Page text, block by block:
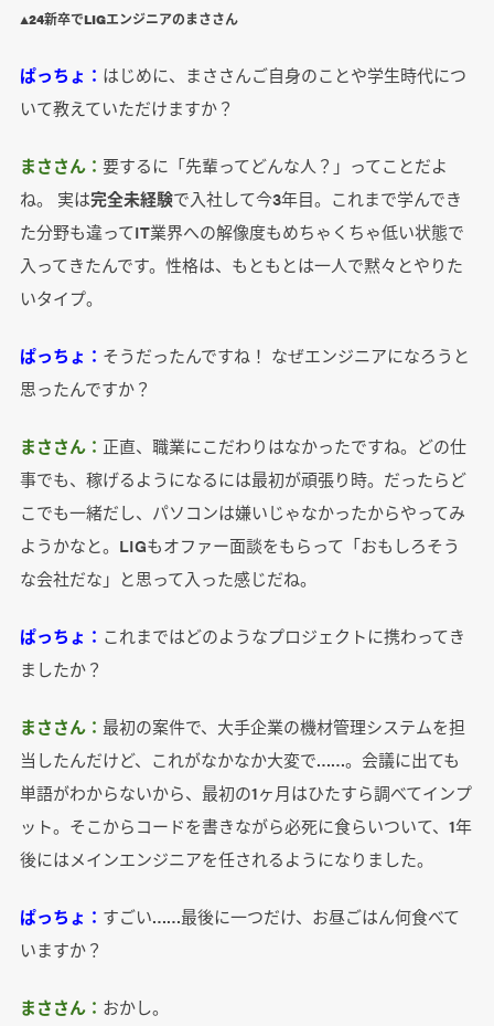
▲24新卒でLIGエンジニアのまささん
ぱっちょ： はじめに、まささんご自身のことや学生時代につ
いて教えていただけますか？
まささん： 要するに「先輩ってどんな人？」ってことだよ
ね。 実は完全未経験で入社して今3年目。これまで学んでき
た分野も違ってIT業界への解像度もめちゃくちゃ低い状態で
入ってきたんです。性格は、もともとは一人で黙々とやりた
いタイプ。
ぱっちょ： そうだったんですね！ なぜエンジニアになろうと
思ったんですか？
まささん： 正直、職業にこだわりはなかったですね。どの仕
事でも、稼げるようになるには最初が頑張り時。だったらど
こでも一緒だし、パソコンは嫌いじゃなかったからやってみ
ようかなと。LIGもオファー面談をもらって「おもしろそう
な会社だな」と思って入った感じだね。
ぱっちょ： これまではどのようなプロジェクトに携わってき
ましたか？
まささん： 最初の案件で、大手企業の機材管理システムを担
当したんだけど、これがなかなか大変で……。会議に出ても
単語がわからないから、最初の1ヶ月はひたすら調べてインプ
ット。そこからコードを書きながら必死に食らいついて、1年
後にはメインエンジニアを任されるようになりました。
ぱっちょ： すごい……最後に一つだけ、お昼ごはん何食べて
いますか？
まささん： おかし。